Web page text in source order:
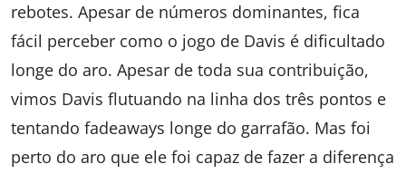
rebotes. Apesar de números dominantes, fica
fácil perceber como o jogo de Davis é dificultado
longe do aro. Apesar de toda sua contribuição,
vimos Davis flutuando na linha dos três pontos e
tentando fadeaways longe do garrafão. Mas foi
perto do aro que ele foi capaz de fazer a diferença